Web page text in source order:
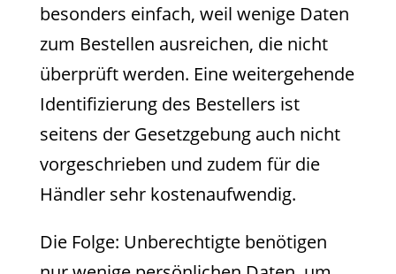
besonders einfach, weil wenige Daten
zum Bestellen ausreichen, die nicht
überprüft werden. Eine weitergehende
Identifizierung des Bestellers ist
seitens der Gesetzgebung auch nicht
vorgeschrieben und zudem für die
Händler sehr kostenaufwendig.
Die Folge: Unberechtigte benötigen